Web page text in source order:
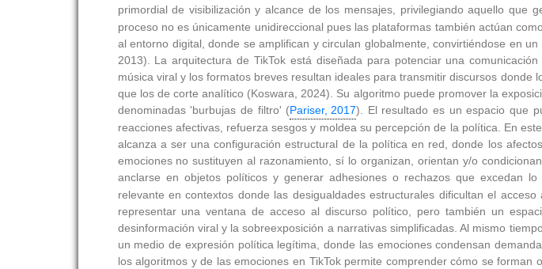
primordial de visibilización y alcance de los mensajes, privilegiando aquello que
proceso no es únicamente unidireccional pues las plataformas también actúan
al entorno digital, donde se amplifican y circulan globalmente, convirtiéndose en
2013). La arquitectura de TikTok está diseñada para potenciar una
música viral y los formatos breves resultan ideales para transmitir discursos
que los de corte analítico (Koswara, 2024). Su algoritmo puede promover la
denominadas 'burbujas de filtro' (Pariser, 2017). El resultado es un espacio que
reacciones afectivas, refuerza sesgos y moldea su percepción de la política. En
alcanza a ser una configuración estructural de la política en red, donde los
emociones no sustituyen al razonamiento, sí lo organizan, orientan y/o
anclarse en objetos políticos y generar adhesiones o rechazos que excedan
relevante en contextos donde las desigualdades estructurales dificultan el
representar una ventana de acceso al discurso político, pero también un
desinformación viral y la sobreexposición a narrativas simplificadas. Al mismo
un medio de expresión política legítima, donde las emociones condensan
los algoritmos y de las emociones en TikTok permite comprender cómo se